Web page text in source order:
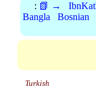
: 📗 →
Bangla
Bosnian
Turkish